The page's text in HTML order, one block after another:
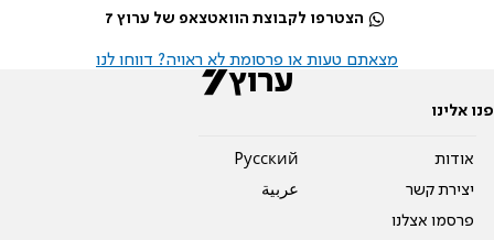
הצטרפו לקבוצת הוואטצאפ של ערוץ 7
מצאתם טעות או פרסומת לא ראויה? דווחו לנו
פנו אלינו
אודות
יצירת קשר
פרסמו אצלנו
Pусский
عربية